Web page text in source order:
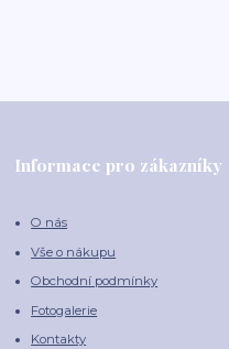
Informace pro zákazníky
O nás
Vše o nákupu
Obchodní podmínky
Fotogalerie
Kontakty